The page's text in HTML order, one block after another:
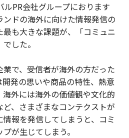
PR会社グループにおります
ドの海外に向けた情報発信の
も大きな課題が、「コミュニ
した。
で、受信者が海外の方だった
発の思いや商品の特性、熱意
外には海外の価値観や文化的
、さまざまなコンテクストが
報を発信してしまうと、コミ
が生じてしまう。